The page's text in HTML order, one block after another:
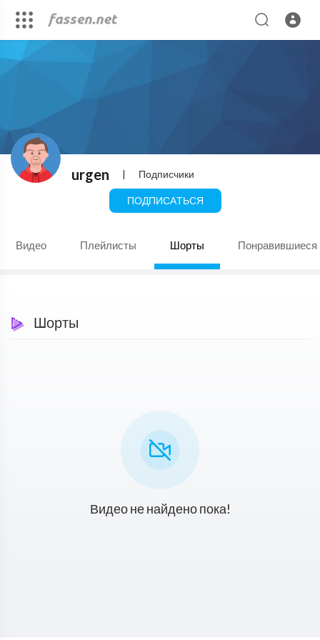
urgen | Подписчики
ПОДПИСАТЬСЯ
Видео Плейлисты Шорты Понравившиеся
Шорты
Видео не найдено пока!